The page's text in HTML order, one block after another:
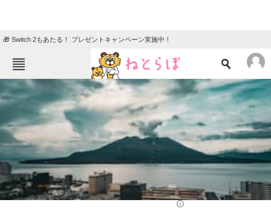
🎁 Switch 2もあたる！ プレゼントキャンペーン実施中！
ねとらぼメニュー
TOP ニュース
エンタメ クイズ
グルメ
住まい 教育・育児
動物 リサーチ